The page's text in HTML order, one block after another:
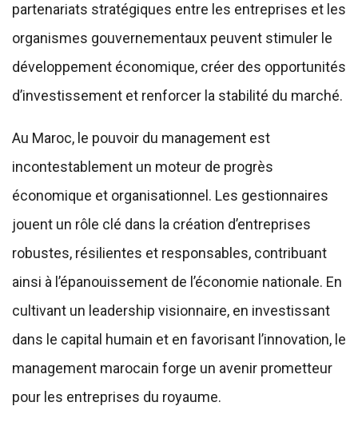
partenariats stratégiques entre les entreprises et les
organismes gouvernementaux peuvent stimuler le
développement économique, créer des opportunités
d’investissement et renforcer la stabilité du marché.
Au Maroc, le pouvoir du management est
incontestablement un moteur de progrès
économique et organisationnel. Les gestionnaires
jouent un rôle clé dans la création d’entreprises
robustes, résilientes et responsables, contribuant
ainsi à l’épanouissement de l’économie nationale. En
cultivant un leadership visionnaire, en investissant
dans le capital humain et en favorisant l’innovation, le
management marocain forge un avenir prometteur
pour les entreprises du royaume.